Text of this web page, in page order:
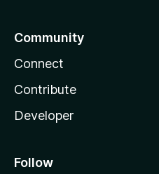
Community
Connect
Contribute
Developer
Follow